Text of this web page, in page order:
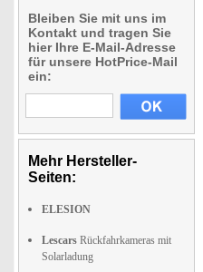
Bleiben Sie mit uns im
Kontakt und tragen Sie
hier Ihre E-Mail-Adresse
für unsere HotPrice-Mail
ein:
Mehr Hersteller-
Seiten:
ELESION
Lescars Rückfahrkameras mit
Solarladung